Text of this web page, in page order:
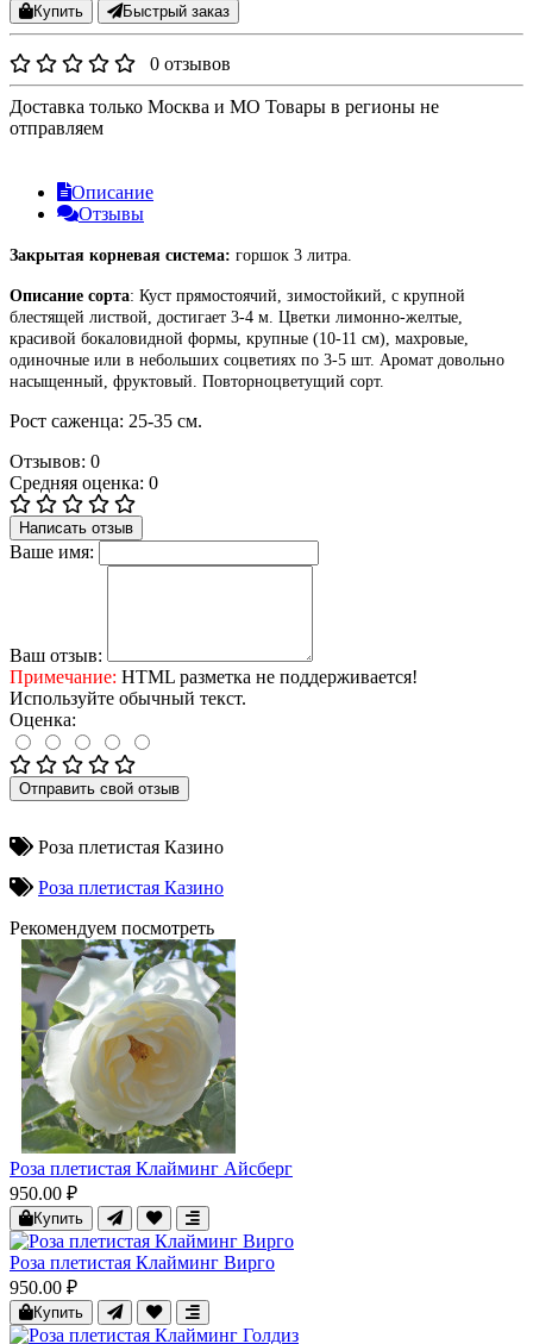
Купить Быстрый заказ
0 отзывов
Доставка только Москва и МО Товары в регионы не
отправляем
Описание
Отзывы
Закрытая корневая система: горшок 3 литра.
Описание сорта: Куст прямостоячий, зимостойкий, с крупной
блестящей листвой, достигает 3-4 м. Цветки лимонно-желтые,
красивой бокаловидной формы, крупные (10-11 см), махровые,
одиночные или в небольших соцветиях по 3-5 шт. Аромат довольно
насыщенный, фруктовый. Повторноцветущий сорт.
Рост саженца: 25-35 см.
Отзывов: 0
Средняя оценка: 0
Написать отзыв
Ваше имя:
Ваш отзыв:
Примечание: HTML разметка не поддерживается!
Используйте обычный текст.
Оценка:
Отправить свой отзыв
Роза плетистая Казино
Роза плетистая Казино
Рекомендуем посмотреть
Роза плетистая Клайминг Айсберг
950.00 ₽
Купить
Роза плетистая Клайминг Вирго
950.00 ₽
Купить